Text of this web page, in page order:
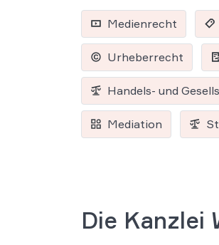
Medienrecht
Urheberrecht
Handels- und
Mediation
Die Kanzlei